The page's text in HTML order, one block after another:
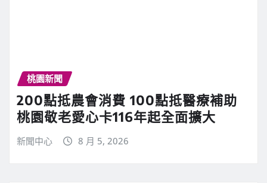
桃園新聞
200點抵農會消費 100點抵醫療補助
桃園敬老愛心卡116年起全面擴大
新聞中心 8 月 5, 2026